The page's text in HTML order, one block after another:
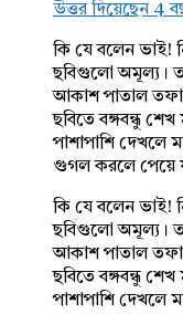
উত্তর দিয়েছেন 4
কি যে বলেন ভাই!
ছবিগুলো অমূল্য।
আকাশ পাতাল
ছবিতে বঙ্গবন্ধু
পাশাপাশি
গুগল করলে পেয়ে
কি যে বলেন ভাই!
ছবিগুলো অমূল্য।
আকাশ পাতাল
ছবিতে বঙ্গবন্ধু
পাশাপাশি